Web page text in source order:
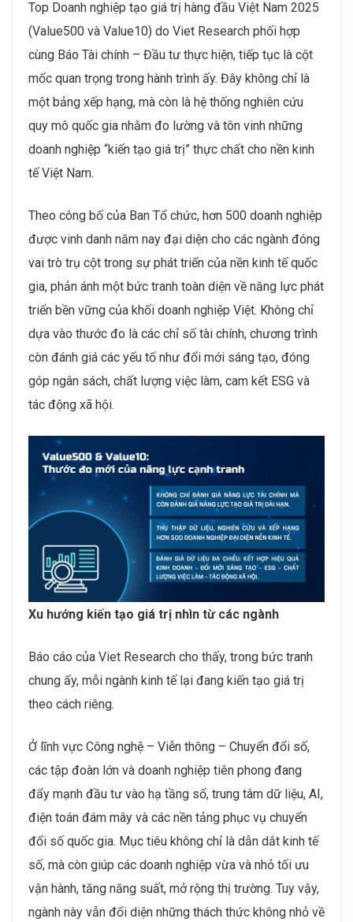
Top Doanh nghiệp tạo giá trị hàng đầu Việt Nam 2025
(Value500 và Value10) do Viet Research phối hợp
cùng Báo Tài chính – Đầu tư thực hiện, tiếp tục là cột
mốc quan trọng trong hành trình ấy. Đây không chỉ là
một bảng xếp hạng, mà còn là hệ thống nghiên cứu
quy mô quốc gia nhằm đo lường và tôn vinh những
doanh nghiệp “kiến tạo giá trị” thực chất cho nền kinh
tế Việt Nam.
Theo công bố của Ban Tổ chức, hơn 500 doanh nghiệp
được vinh danh năm nay đại diện cho các ngành đóng
vai trò trụ cột trong sự phát triển của nền kinh tế quốc
gia, phản ánh một bức tranh toàn diện về năng lực phát
triển bền vững của khối doanh nghiệp Việt. Không chỉ
dựa vào thước đo là các chỉ số tài chính, chương trình
còn đánh giá các yếu tố như đổi mới sáng tạo, đóng
góp ngân sách, chất lượng việc làm, cam kết ESG và
tác động xã hội.
Xu hướng kiến tạo giá trị nhìn từ các ngành
Báo cáo của Viet Research cho thấy, trong bức tranh
chung ấy, mỗi ngành kinh tế lại đang kiến tạo giá trị
theo cách riêng.
Ở lĩnh vực Công nghệ – Viễn thông – Chuyển đổi số,
các tập đoàn lớn và doanh nghiệp tiên phong đang
đẩy mạnh đầu tư vào hạ tầng số, trung tâm dữ liệu, AI,
điện toán đám mây và các nền tảng phục vụ chuyển
đổi số quốc gia. Mục tiêu không chỉ là dẫn dắt kinh tế
số, mà còn giúp các doanh nghiệp vừa và nhỏ tối ưu
vận hành, tăng năng suất, mở rộng thị trường. Tuy vậy,
ngành này vẫn đối diện những thách thức không nhỏ về